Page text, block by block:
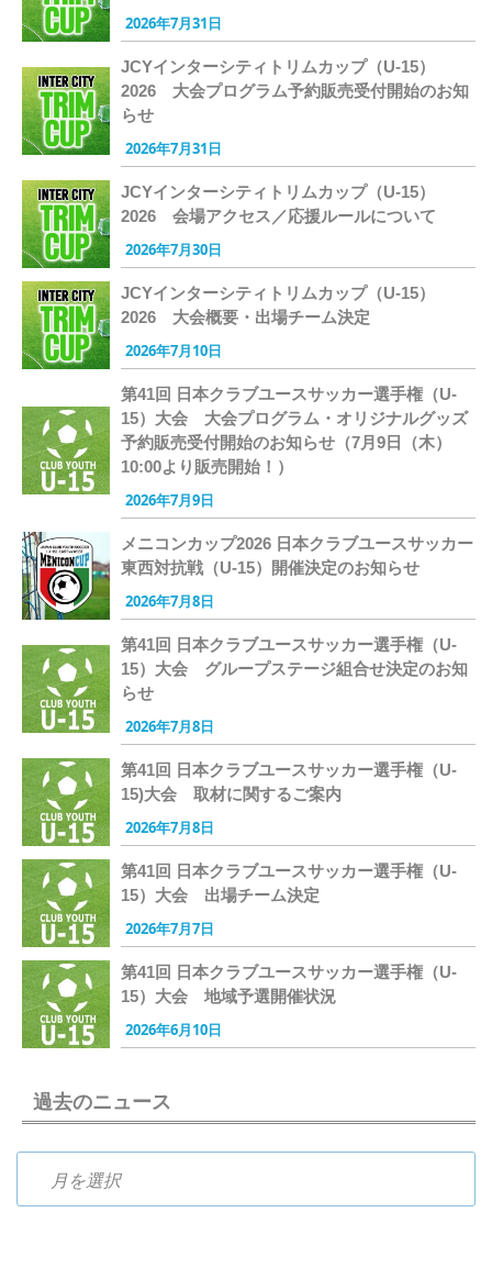
2026年7月31日
JCYインターシティトリムカップ（U-15）
2026 大会プログラム予約販売受付開始のお知
らせ
2026年7月31日
JCYインターシティトリムカップ（U-15）
2026 会場アクセス／応援ルールについて
2026年7月30日
JCYインターシティトリムカップ（U-15）
2026 大会概要・出場チーム決定
2026年7月10日
第41回 日本クラブユースサッカー選手権（U-
15）大会 大会プログラム・オリジナルグッズ
予約販売受付開始のお知らせ（7月9日（木）
10:00より販売開始！）
2026年7月9日
メニコンカップ2026 日本クラブユースサッカー
東西対抗戦（U-15）開催決定のお知らせ
2026年7月8日
第41回 日本クラブユースサッカー選手権（U-
15）大会 グループステージ組合せ決定のお知
らせ
2026年7月8日
第41回 日本クラブユースサッカー選手権（U-
15)大会 取材に関するご案内
2026年7月8日
第41回 日本クラブユースサッカー選手権（U-
15）大会 出場チーム決定
2026年7月7日
第41回 日本クラブユースサッカー選手権（U-
15）大会 地域予選開催状況
2026年6月10日
過去のニュース